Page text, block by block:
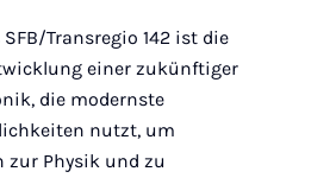
Transregio 142 ist die
einer zukünftiger
die modernste
nutzt, um
zur Physik und zu